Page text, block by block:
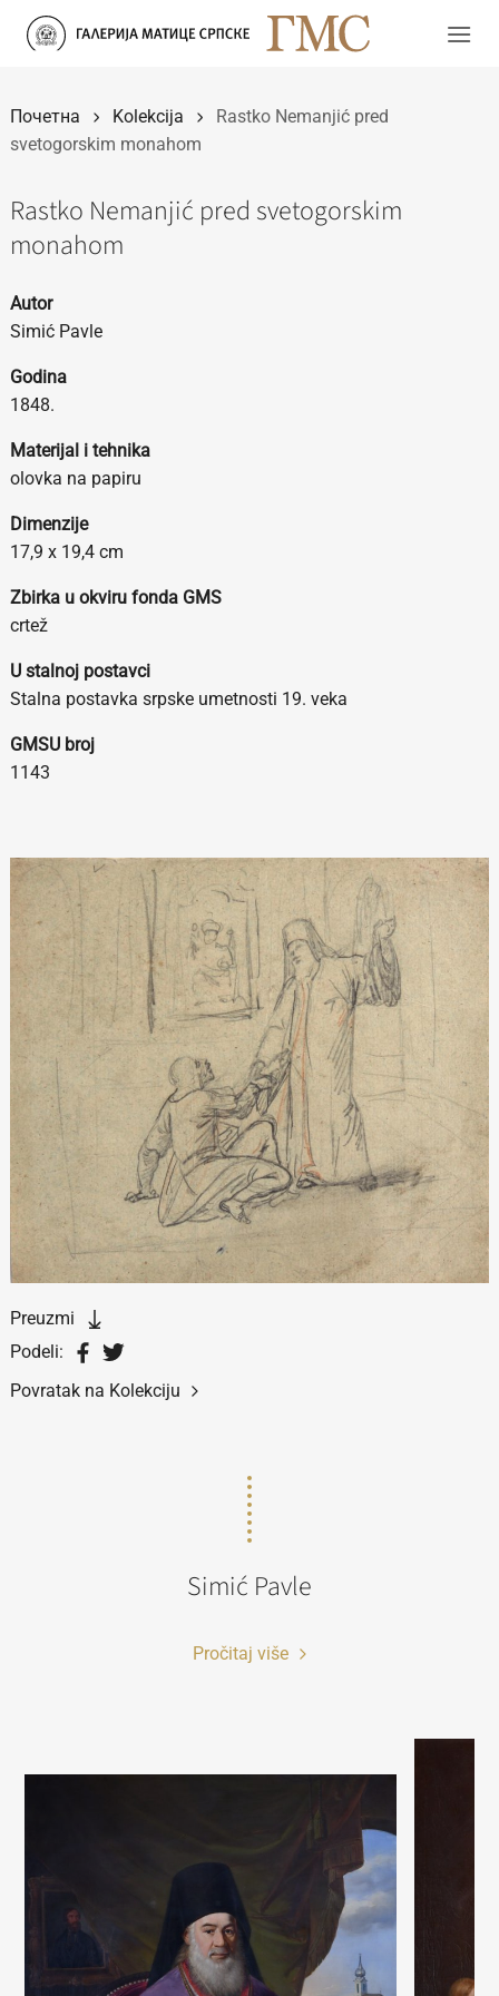
Прескочи
Почетна Kolekcija
Rastko Nemanjić pred
svetogorskim monahom
Rastko Nemanjić pred svetogorskim
monahom
Autor
Simić Pavle
Godina
1848.
Materijal i tehnika
olovka na papiru
Dimenzije
17,9 х 19,4 cm
Zbirka u okviru fonda GMS
crtež
U stalnoj postavci
Stalna postavka srpske umetnosti 19. veka
GMSU broj
1143
Preuzmi
Podeli:
Povratak na Kolekciju
Simić Pavle
Pročitaj više